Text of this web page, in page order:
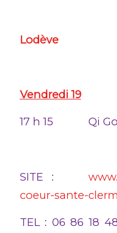
Vendredi 19
17 h 15 Qi
SITE :
coeur-sante-
TEL : 06